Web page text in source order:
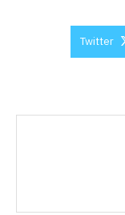
Twitter